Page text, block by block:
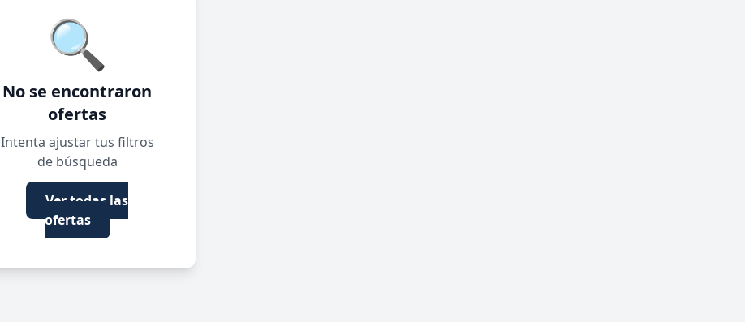
🔍
No se encontraron
ofertas
Intenta ajustar tus filtros
de búsqueda
Ver todas las
ofertas